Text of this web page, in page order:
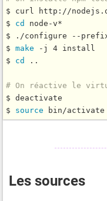
$ curl http://
$ cd
node-v*
$ ./configure --
$ make -j 4 install
$ cd ..
# On réactive le
$ deactivate
$ source
Les sources